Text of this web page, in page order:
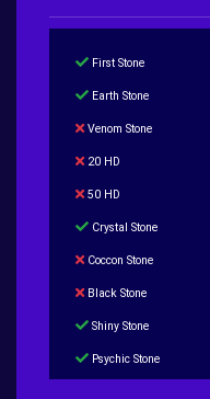
First Stone
Earth Stone
Venom Stone
20 HD
50 HD
Crystal Stone
Coccon Stone
Black Stone
Shiny Stone
Psychic Stone